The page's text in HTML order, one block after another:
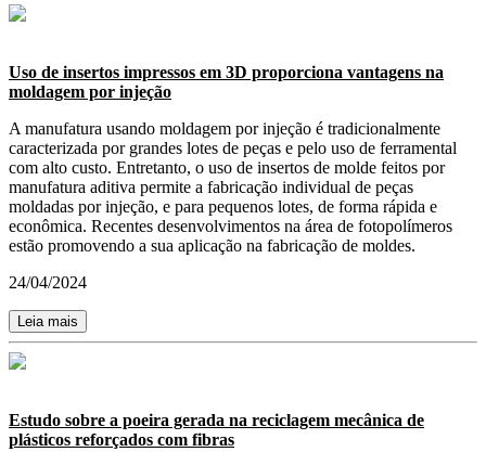
Uso de insertos impressos em 3D proporciona vantagens na
moldagem por injeção
A manufatura usando moldagem por injeção é tradicionalmente
caracterizada por grandes lotes de peças e pelo uso de ferramental
com alto custo. Entretanto, o uso de insertos de molde feitos por
manufatura aditiva permite a fabricação individual de peças
moldadas por injeção, e para pequenos lotes, de forma rápida e
econômica. Recentes desenvolvimentos na área de fotopolímeros
estão promovendo a sua aplicação na fabricação de moldes.
24/04/2024
Leia mais
Estudo sobre a poeira gerada na reciclagem mecânica de
plásticos reforçados com fibras